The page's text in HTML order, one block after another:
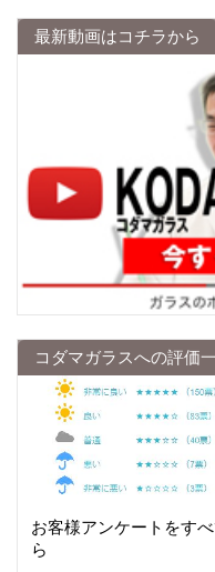
最新動画はコチラから
コダマガラスへの評価
お客様アンケートをす
ら